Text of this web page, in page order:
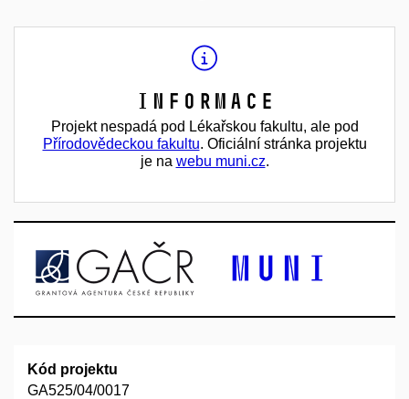
Informace
Projekt nespadá pod Lékařskou fakultu, ale pod
Přírodovědeckou fakultu. Oficiální stránka projektu
je na webu muni.cz.
Kód projektu
GA525/04/0017